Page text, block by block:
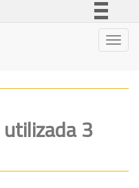
Canais
utilizada 3